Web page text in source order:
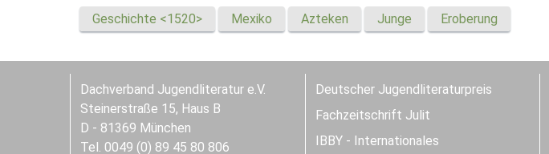
Geschichte <1520> Mexiko Azteken Junge Eroberung
Dachverband Jugendliteratur e.V.
Steinerstraße 15, Haus B
D - 81369 München
Tel. 0049 (0) 89 45 80 806
Deutscher Jugendliteraturpreis
Fachzeitschrift Julit
IBBY - Internationales